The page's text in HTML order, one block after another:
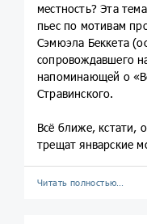
местность? Эта
пьес по мотивам
Сэмюэла Беккета
сопровождавшего
напоминающей о
Стравинского.
Всё ближе, кстати,
трещат январские
Читать полностью…